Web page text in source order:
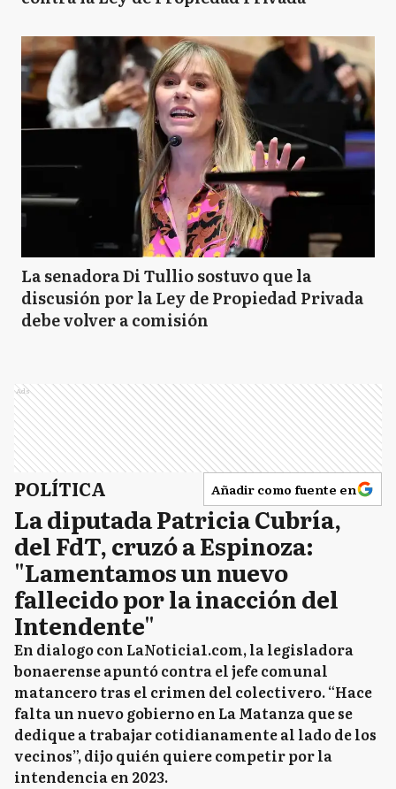
La senadora Di Tullio sostuvo que la
discusión por la Ley de Propiedad Privada
debe volver a comisión
Ads
POLÍTICA Añadir como fuente en
La diputada Patricia Cubría,
del FdT, cruzó a Espinoza:
"Lamentamos un nuevo
fallecido por la inacción del
Intendente"
En dialogo con LaNoticia1.com, la legisladora
bonaerense apuntó contra el jefe comunal
matancero tras el crimen del colectivero. “Hace
falta un nuevo gobierno en La Matanza que se
dedique a trabajar cotidianamente al lado de los
vecinos”, dijo quién quiere competir por la
intendencia en 2023.